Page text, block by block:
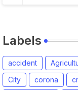
Labels
accident
City
corona